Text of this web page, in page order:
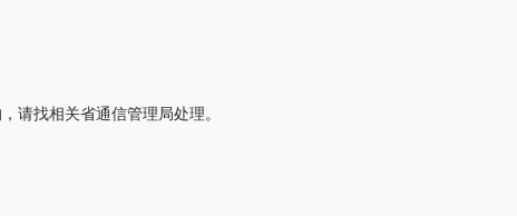
请找相关省通信管理局处理。